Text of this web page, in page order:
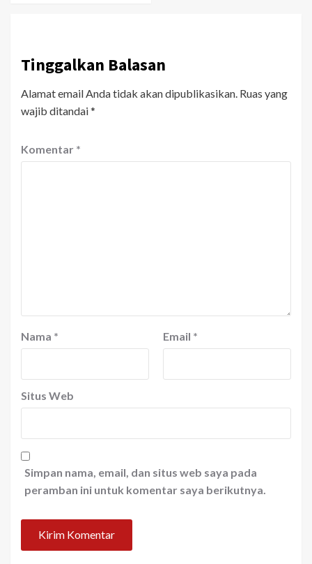
Tinggalkan Balasan
Alamat email Anda tidak akan dipublikasikan. Ruas yang
wajib ditandai*
Komentar *
Nama * Email *
Situs Web
Simpan nama, email, dan situs web saya pada
peramban ini untuk komentar saya berikutnya.